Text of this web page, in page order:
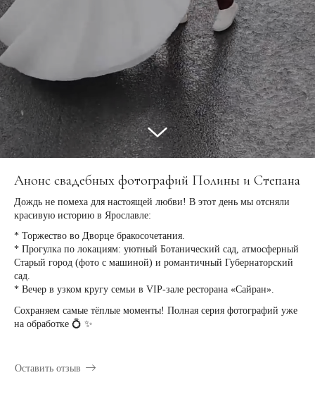
Анонс свадебных фотографий Полины и Степана
Дождь не помеха для настоящей любви! В этот день мы отсняли
красивую историю в Ярославле:
* Торжество во Дворце бракосочетания.
* Прогулка по локациям: уютный Ботанический сад, атмосферный
Старый город (фото с машиной) и романтичный Губернаторский
сад.
* Вечер в узком кругу семьи в VIP-зале ресторана «Сайран».
Сохраняем самые тёплые моменты! Полная серия фотографий уже
на обработке 💍 ✨
Оставить отзыв